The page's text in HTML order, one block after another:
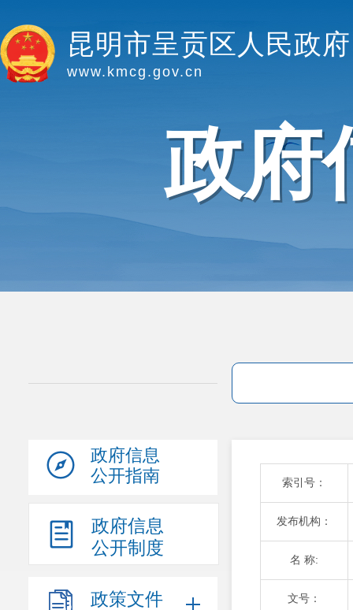
昆明市呈贡区人民政府
www.kmcg.gov.cn
政府
政府信息
公开指南
政府信息
公开制度
政策文件
索引号：
发布机构：
名 称:
文号：